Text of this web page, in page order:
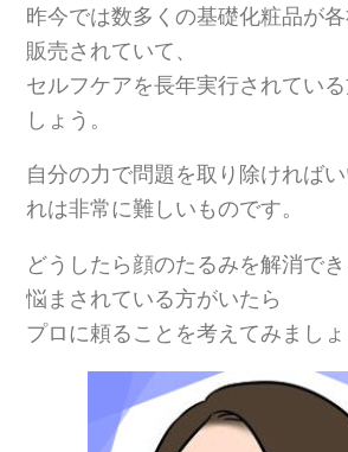
昨今では数多くの基礎化粧品が
販売されていて、
セルフケアを長年実行されてい
しょう。
自分の力で問題を取り除ければ
れは非常に難しいものです。
どうしたら顔のたるみを解消で
悩まされている方がいたら
プロに頼ることを考えてみましょ